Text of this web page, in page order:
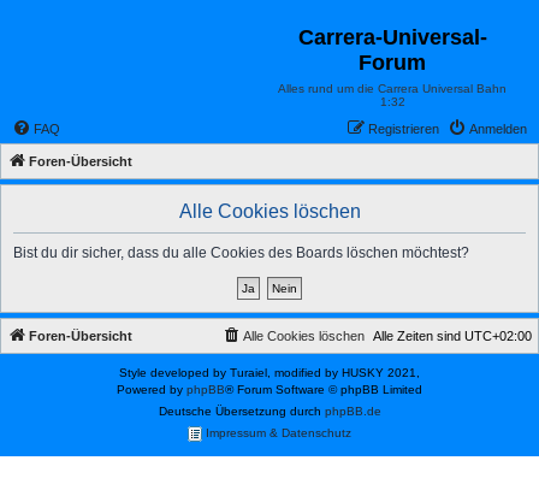
Carrera-Universal-
Forum
Alles rund um die Carrera Universal Bahn
1:32
FAQ Anmelden
Registrieren
Foren-Übersicht
Alle Cookies löschen
Bist du dir sicher, dass du alle Cookies des Boards löschen möchtest?
Foren-Übersicht Alle Zeiten sind UTC+02:00
Alle Cookies löschen
Style developed by Turaiel, modified by HUSKY 2021,
Powered by phpBB® Forum Software © phpBB Limited
Deutsche Übersetzung durch phpBB.de
Impressum & Datenschutz